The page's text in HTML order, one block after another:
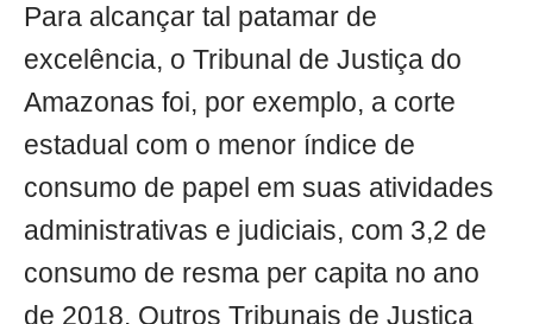
Para alcançar tal patamar de
excelência, o Tribunal de Justiça do
Amazonas foi, por exemplo, a corte
estadual com o menor índice de
consumo de papel em suas atividades
administrativas e judiciais, com 3,2 de
consumo de resma per capita no ano
de 2018. Outros Tribunais de Justiça